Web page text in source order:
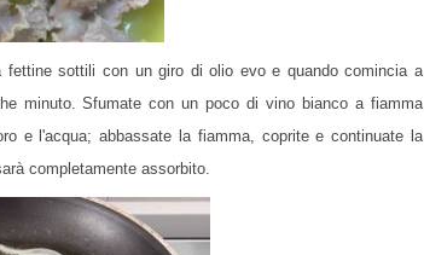
sottili con un giro di olio evo e quando comincia a
minuto. Sfumate con un poco di vino bianco a fiamma
e l'acqua; abbassate la fiamma, coprite e continuate la
completamente assorbito.